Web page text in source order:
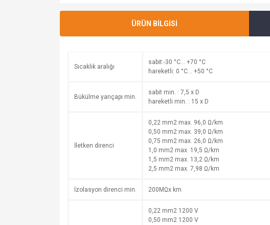
ÜRÜN BİLGİSİ
Sıcaklık aralığı
sabit:-30 °C… +70 °C
hareketli: 0 °C… +50 °C
Bükülme yarıçapı min.
sabit min. : 7,5 x D
hareketli min. : 15 x D
İletken direnci
0,22 mm2 max. 96,0 Ω/km
0,50 mm2 max. 39,0 Ω/km
0,75 mm2 max. 26,0 Ω/km
1,0 mm2 max. 19,5 Ω/km
1,5 mm2 max. 13,2 Ω/km
2,5 mm2 max. 7,98 Ω/km
İzolasyon direnci min. 200MΩx km
0,22 mm2 1200 V
0,50 mm2 1200 V